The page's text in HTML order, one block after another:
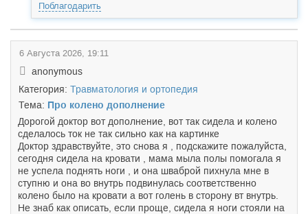
Поблагодарить
6 Августа 2026, 19:11
anonymous
Категория: Травматология и ортопедия
Тема: Про колено дополнение
Дорогой доктор вот дополнение, вот так сидела и колено
сделалось ток не так сильно как на картинке
Доктор здравствуйте, это снова я , подскажите пожалуйста,
сегодня сидела на кровати , мама мыла полы помогала я
не успела поднять ноги , и она шваброй пихнула мне в
ступню и она во внутрь подвинулась соответственно
колено было на кровати а вот голень в сторону вт внутрь.
Не знаб как описать, если проще, сидела я ноги стояли на